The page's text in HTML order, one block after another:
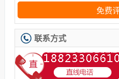
免费
联系方式